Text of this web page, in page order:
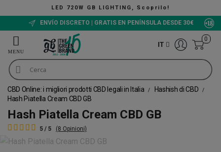
LIGHTING, Scoprilo!
ENVÍO DISCRETO | GRATIS EN PENÍNSULA DESDE 30€
IT
0
CBD Online: i migliori prodotti CBD legali in Italia
Hashish di CBD
Hash Piatella Cream CBD GB
Hash Piatella Cream CBD GB
5 / 5 (8 Opinioni)